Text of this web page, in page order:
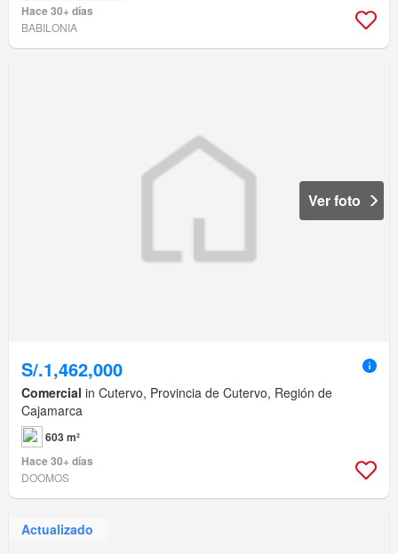
Hace 30+ días
BABILONIA
Ver foto
S/.1,462,000
Comercial in Cutervo, Provincia de Cutervo, Región de
Cajamarca
603 m²
Hace 30+ días
DOOMOS
Actualizado